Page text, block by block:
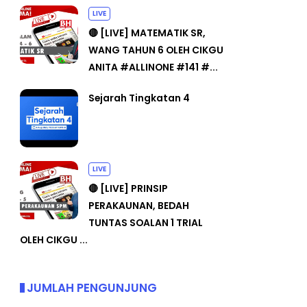
LIVE
🔴 [LIVE] MATEMATIK SR,
WANG TAHUN 6 OLEH CIKGU
ANITA #ALLINONE #141 #...
Sejarah Tingkatan 4
LIVE
🔴 [LIVE] PRINSIP
PERAKAUNAN, BEDAH
TUNTAS SOALAN 1 TRIAL
OLEH CIKGU ...
JUMLAH PENGUNJUNG